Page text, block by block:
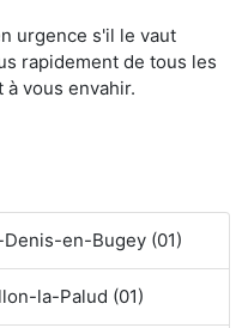
urgence s'il le vaut
rapidement de tous les
vous envahir.
en-Bugey (01)
la-Palud (01)